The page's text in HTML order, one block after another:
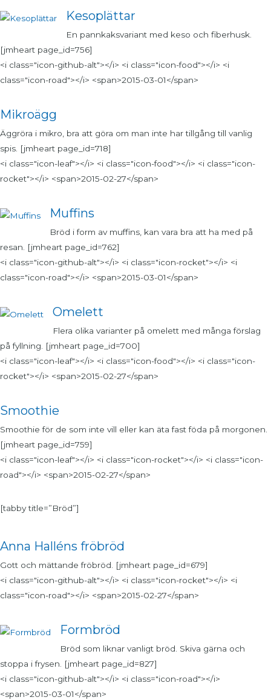
Kesoplättar
En pannkaksvariant med keso och fiberhusk.
[jmheart page_id=756]
<i class="icon-github-alt"></i> <i class="icon-food"></i> <i
class="icon-road"></i> <span>2015-03-01</span>
Mikroägg
Äggröra i mikro, bra att göra om man inte har tillgång till vanlig
spis. [jmheart page_id=718]
<i class="icon-leaf"></i> <i class="icon-food"></i> <i class="icon-
rocket"></i> <span>2015-02-27</span>
Muffins
Bröd i form av muffins, kan vara bra att ha med på
resan. [jmheart page_id=762]
<i class="icon-github-alt"></i> <i class="icon-rocket"></i> <i
class="icon-road"></i> <span>2015-03-01</span>
Omelett
Flera olika varianter på omelett med många förslag
på fyllning. [jmheart page_id=700]
<i class="icon-leaf"></i> <i class="icon-food"></i> <i class="icon-
rocket"></i> <span>2015-02-27</span>
Smoothie
Smoothie för de som inte vill eller kan äta fast föda på morgonen.
[jmheart page_id=759]
<i class="icon-leaf"></i> <i class="icon-rocket"></i> <i class="icon-
road"></i> <span>2015-02-27</span>
[tabby title=”Bröd”]
Anna Halléns fröbröd
Gott och mättande fröbröd. [jmheart page_id=679]
<i class="icon-github-alt"></i> <i class="icon-rocket"></i> <i
class="icon-road"></i> <span>2015-02-27</span>
Formbröd
Bröd som liknar vanligt bröd. Skiva gärna och
stoppa i frysen. [jmheart page_id=827]
<i class="icon-github-alt"></i> <i class="icon-road"></i>
<span>2015-03-01</span>